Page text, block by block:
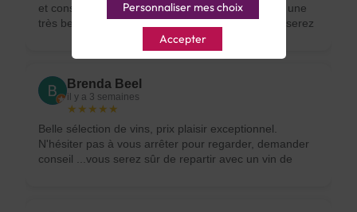
et conseils judicieux. De vrais professionnelles et une
très belle boutique que je recommande. Vous ne serez
Brenda Beel
il y a 3 semaines
★★★★★
Belle sélection de vins, prix plaisir exceptionnel.
N'hésiter pas à vous arrêter pour regarder, demander
conseil ...vous serez sûr de repartir avec un vin de
Personnaliser mes choix
Accepter